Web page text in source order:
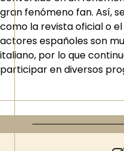
gran fenómeno fan. Así,
como la revista oficial o
actores españoles son
italiano, por lo que
participar en diversos